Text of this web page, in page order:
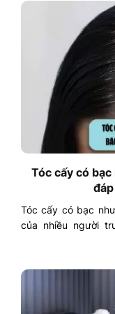
Tóc cấy có
Tóc cấy có bạc
của nhiều người